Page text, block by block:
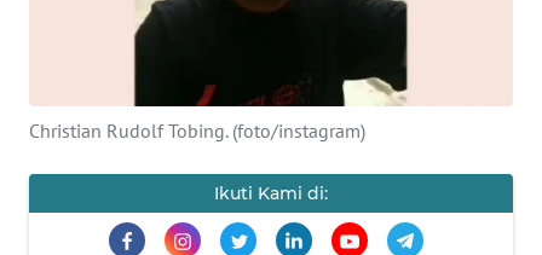
Christian Rudolf Tobing. (foto/instagram)
Ikuti Kami di:
INTERNASIONAL
SERBA-SERBI
PENDIDIKAN
OLAHRAGA